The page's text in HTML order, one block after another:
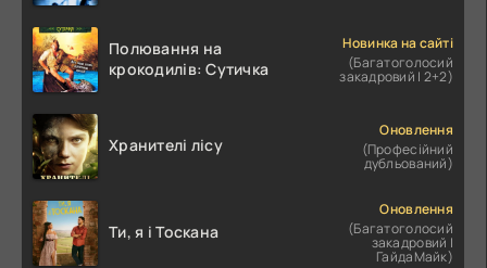
Полювання на
крокодилів: Сутичка
Новинка на сайті
(Багатоголосий
закадровий | 2+2)
Хранителі лісу
Оновлення
(Професійний
дубльований)
Ти, я і Тоскана
Оновлення
(Багатоголосий
закадровий |
ГайдаМайк)